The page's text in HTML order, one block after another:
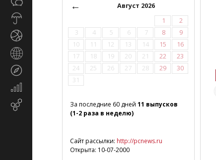
Экономика
маркетинг
←
Август 2026
1
2
3
4 5 6 7 8
9
10
11 12 13 14 15
16
17
18 19 20 21 22
23
24
25 26 27 28 29
30
31
За последние 60 дней 11 выпусков
(1-2 раза в неделю)
Сайт рассылки: http://pcnews.ru
Открыта: 10-07-2000